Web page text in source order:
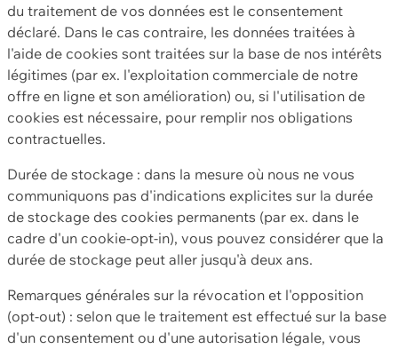
du traitement de vos données est le consentement
déclaré. Dans le cas contraire, les données traitées à
l'aide de cookies sont traitées sur la base de nos intérêts
légitimes (par ex. l'exploitation commerciale de notre
offre en ligne et son amélioration) ou, si l'utilisation de
cookies est nécessaire, pour remplir nos obligations
contractuelles.
Durée de stockage : dans la mesure où nous ne vous
communiquons pas d'indications explicites sur la durée
de stockage des cookies permanents (par ex. dans le
cadre d'un cookie-opt-in), vous pouvez considérer que la
durée de stockage peut aller jusqu'à deux ans.
Remarques générales sur la révocation et l'opposition
(opt-out) : selon que le traitement est effectué sur la base
d'un consentement ou d'une autorisation légale, vous